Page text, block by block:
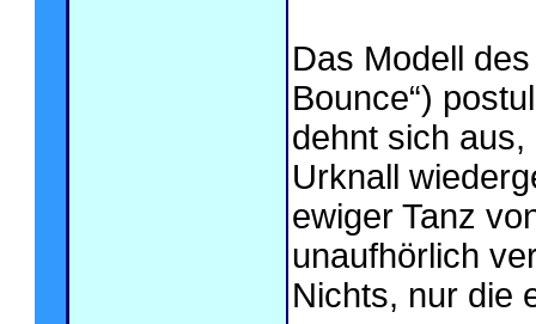
Das Modell
Bounce“)
dehnt sich
Urknall
ewiger Tanz
unaufhörlich
Nichts, nur die